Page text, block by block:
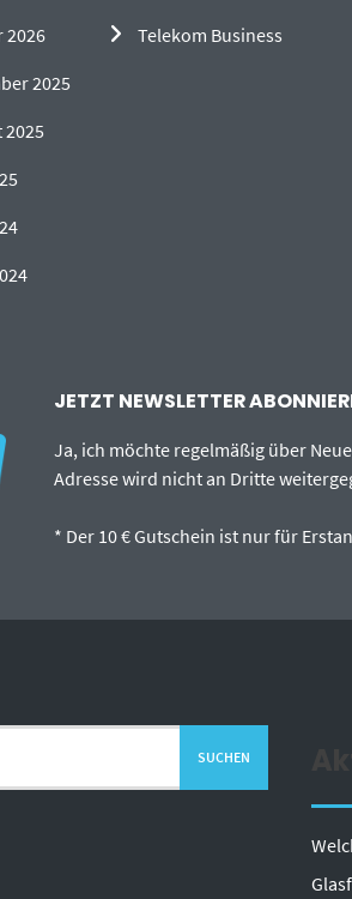
2026
2025
2025
Telekom Business
JETZT NEWSLETTER
Ja, ich möchte regelmäßig über
Adresse wird nicht an Dritte
* Der 10 € Gutschein ist nur für
SUCHEN